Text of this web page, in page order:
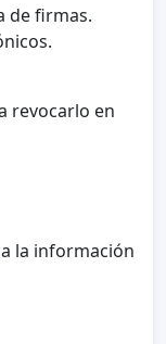
de firmas.
revocarlo en
la información